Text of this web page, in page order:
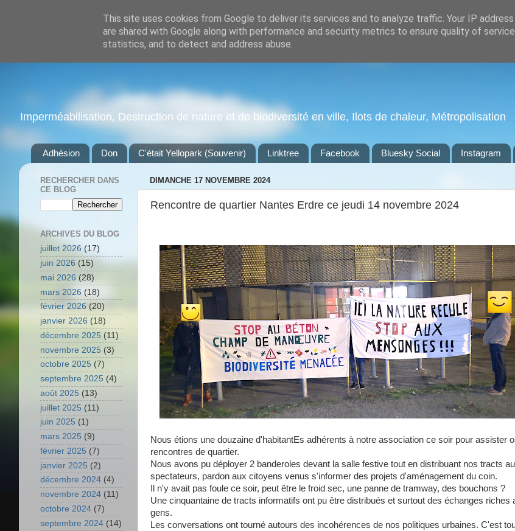
Imperméabilisation, Destruction de nature et de biodiversité en ville, Ilots de chaleur, Métropolisation
Adhésion Don C'était Yellopark (Souvenir) Linktree Facebook Bluesky Social Instagram
DIMANCHE 17 NOVEMBRE 2024
Rencontre de quartier Nantes Erdre ce jeudi 14 novembre 2024
Nous étions une douzaine d'habitantEs adhérents à notre association ce soir pour assister
rencontres de quartier.
Nous avons pu déployer 2 banderoles devant la salle festive tout en distribuant nos tracts
spectateurs, pardon aux citoyens venus s'informer des projets d'aménagement du coin.
Il n'y avait pas foule ce soir, peut être le froid sec, une panne de tramway, des bouchons ?
Une cinquantaine de tracts informatifs ont pu être distribués et surtout des échanges riches
gens.
Les conversations ont tourné autours des incohérences de nos politiques urbaines. C'est
RECHERCHER DANS
CE BLOG
ARCHIVES DU BLOG
juillet 2026 (17)
juin 2026 (15)
mai 2026 (28)
mars 2026 (18)
février 2026 (20)
janvier 2026 (18)
décembre 2025 (11)
novembre 2025 (3)
octobre 2025 (7)
septembre 2025 (4)
août 2025 (13)
juillet 2025 (11)
juin 2025 (1)
mars 2025 (9)
février 2025 (7)
janvier 2025 (2)
décembre 2024 (4)
novembre 2024 (11)
octobre 2024 (7)
septembre 2024 (14)
This site uses cookies from Google to deliver its services and to analyze traffic. Your IP
are shared with Google along with performance and security metrics to ensure quality of
statistics, and to detect and address abuse.